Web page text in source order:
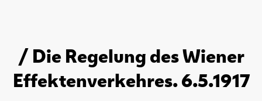
/ Die Regelung des Wiener
Effektenverkehres. 6.5.1917